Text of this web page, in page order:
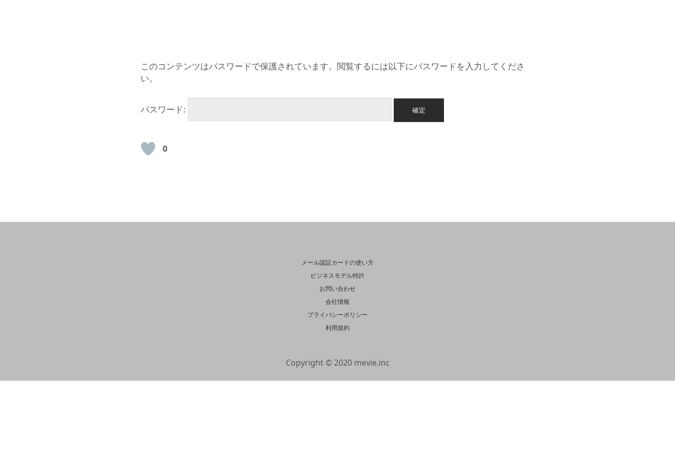
このコンテンツはパスワードで保護されています。閲覧するには以下にパスワードを入力してくださ
い。
パスワード:
0
メール認証カードの使い方
ビジネスモデル特許
お問い合わせ
会社情報
プライバシーポリシー
利用規約
Copyright © 2020 mevie.inc